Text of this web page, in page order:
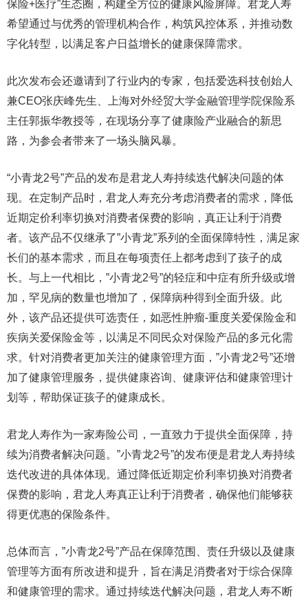
保险+医疗”生态圈，构建全方位的健康风险屏障。君龙人寿
希望通过与优秀的管理机构合作，构筑风控体系，并推动数
字化转型，以满足客户日益增长的健康保障需求。
此次发布会还邀请到了行业内的专家，包括爱选科技创始人
兼CEO张庆峰先生、上海对外经贸大学金融管理学院保险系
主任郭振华教授等，在现场分享了健康险产业融合的新思
路，为参会者带来了一场头脑风暴。
“小青龙2号”产品的发布是君龙人寿持续迭代解决问题的体
现。在定制产品时，君龙人寿充分考虑消费者的需求，降低
近期定价利率切换对消费者保费的影响，真正让利于消费
者。该产品不仅继承了”小青龙”系列的全面保障特性，满足家
长们的基本需求，而且在每项责任上都考虑到了孩子的成
长。与上一代相比，”小青龙2号”的轻症和中症有所升级或增
加，罕见病的数量也增加了，保障病种得到全面升级。此
外，该产品还提供可选责任，如恶性肿瘤-重度关爱保险金和
疾病关爱保险金等，以满足不同民众对保险产品的多元化需
求。针对消费者更加关注的健康管理方面，”小青龙2号”还增
加了健康管理服务，提供健康咨询、健康评估和健康管理计
划等，帮助保证孩子的健康成长。
君龙人寿作为一家寿险公司，一直致力于提供全面保障，持
续为消费者解决问题。”小青龙2号”的发布便是君龙人寿持续
迭代改进的具体体现。通过降低近期定价利率切换对消费者
保费的影响，君龙人寿真正让利于消费者，确保他们能够获
得更优惠的保险条件。
总体而言，”小青龙2号”产品在保障范围、责任升级以及健康
管理等方面有所改进和提升，旨在满足消费者对于综合保障
和健康管理的需求。通过持续迭代解决问题，君龙人寿不断